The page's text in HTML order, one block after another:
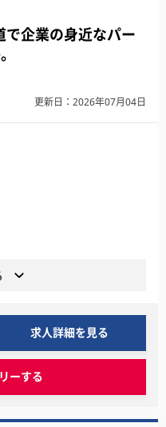
企業の身近なパー
更新日：2026年07月04日
求人詳細を見る
ーする